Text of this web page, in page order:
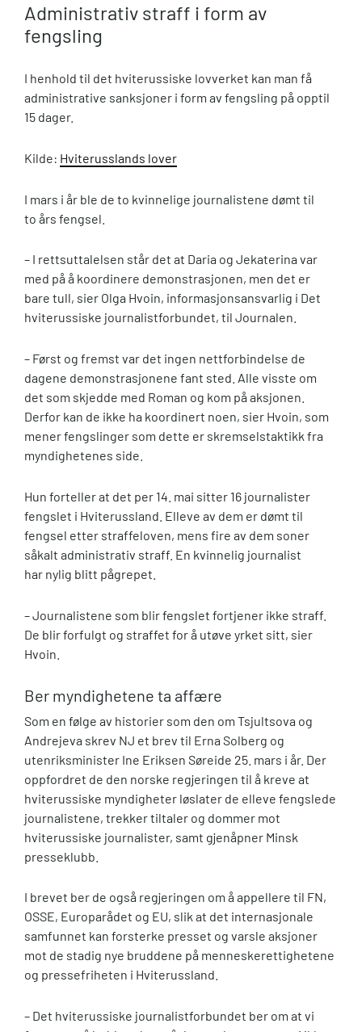
Administrativ straff i form av
fengsling
I henhold til det hviterussiske lovverket kan man få
administrative sanksjoner i form av fengsling på opptil
15 dager.
Kilde: Hviterusslands lover
I mars i år ble de to kvinnelige journalistene dømt til
to års fengsel.
– I rettsuttalelsen står det at Daria og Jekaterina var
med på å koordinere demonstrasjonen, men det er
bare tull, sier Olga Hvoin, informasjonsansvarlig i Det
hviterussiske journalistforbundet, til Journalen.
– Først og fremst var det ingen nettforbindelse de
dagene demonstrasjonene fant sted. Alle visste om
det som skjedde med Roman og kom på aksjonen.
Derfor kan de ikke ha koordinert noen, sier Hvoin, som
mener fengslinger som dette er skremselstaktikk fra
myndighetenes side.
Hun forteller at det per 14. mai sitter 16 journalister
fengslet i Hviterussland. Elleve av dem er dømt til
fengsel etter straffeloven, mens fire av dem soner
såkalt administrativ straff. En kvinnelig journalist
har nylig blitt pågrepet.
– Journalistene som blir fengslet fortjener ikke straff.
De blir forfulgt og straffet for å utøve yrket sitt, sier
Hvoin.
Ber myndighetene ta affære
Som en følge av historier som den om Tsjultsova og
Andrejeva skrev NJ et brev til Erna Solberg og
utenriksminister Ine Eriksen Søreide 25. mars i år. Der
oppfordret de den norske regjeringen til å kreve at
hviterussiske myndigheter løslater de elleve fengslede
journalistene, trekker tiltaler og dommer mot
hviterussiske journalister, samt gjenåpner Minsk
presseklubb.
I brevet ber de også regjeringen om å appellere til FN,
OSSE, Europarådet og EU, slik at det internasjonale
samfunnet kan forsterke presset og varsle aksjoner
mot de stadig nye bruddene på menneskerettighetene
og pressefriheten i Hviterussland.
– Det hviterussiske journalistforbundet ber om at vi